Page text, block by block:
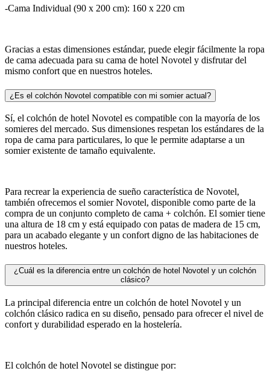
-Cama Individual (90 x 200 cm): 160 x 220 cm
Gracias a estas dimensiones estándar, puede elegir fácilmente la ropa
de cama adecuada para su cama de hotel Novotel y disfrutar del
mismo confort que en nuestros hoteles.
¿Es el colchón Novotel compatible con mi somier actual?
Sí, el colchón de hotel Novotel es compatible con la mayoría de los
somieres del mercado. Sus dimensiones respetan los estándares de la
ropa de cama para particulares, lo que le permite adaptarse a un
somier existente de tamaño equivalente.
Para recrear la experiencia de sueño característica de Novotel,
también ofrecemos el somier Novotel, disponible como parte de la
compra de un conjunto completo de cama + colchón. El somier tiene
una altura de 18 cm y está equipado con patas de madera de 15 cm,
para un acabado elegante y un confort digno de las habitaciones de
nuestros hoteles.
¿Cuál es la diferencia entre un colchón de hotel Novotel y un colchón
clásico?
La principal diferencia entre un colchón de hotel Novotel y un
colchón clásico radica en su diseño, pensado para ofrecer el nivel de
confort y durabilidad esperado en la hostelería.
El colchón de hotel Novotel se distingue por: